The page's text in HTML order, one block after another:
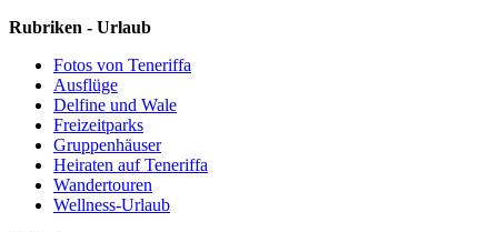
Rubriken - Urlaub
Fotos von Teneriffa
Ausflüge
Delfine und Wale
Freizeitparks
Gruppenhäuser
Heiraten auf Teneriffa
Wandertouren
Wellness-Urlaub